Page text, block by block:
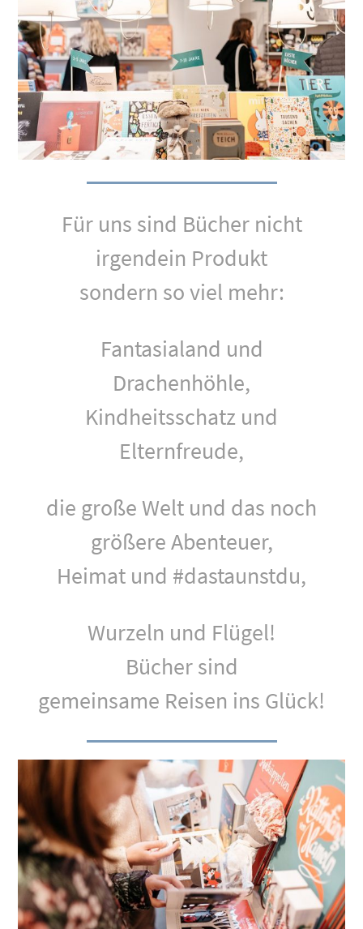
Für uns sind Bücher nicht
irgendein Produkt
sondern so viel mehr:
Fantasialand und
Drachenhöhle,
Kindheitsschatz und
Elternfreude,
die große Welt und das noch
größere Abenteuer,
Heimat und #dastaunstdu,
Wurzeln und Flügel!
Bücher sind
gemeinsame Reisen ins Glück!